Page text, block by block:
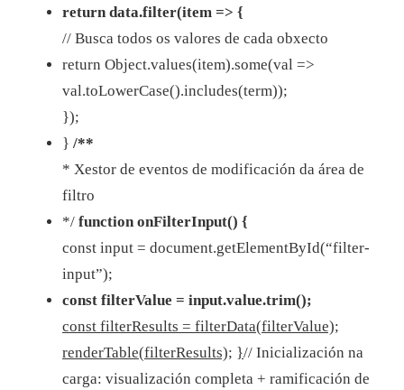
return data.filter(item => {
// Busca todos os valores de cada obxecto
return Object.values(item).some(val =>
val.toLowerCase().includes(term));
});
} /**
* Xestor de eventos de modificación da área de
filtro
*/ function onFilterInput() {
const input = document.getElementById(“filter-
input”);
const filterValue = input.value.trim();
const filterResults = filterData(filterValue);
renderTable(filterResults); }// Inicialización na
carga: visualización completa + ramificación de